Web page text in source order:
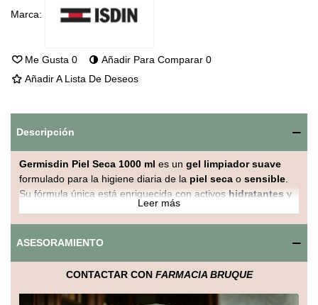
Marca:
Me Gusta 0 Añadir Para Comparar 0
Añadir A Lista De Deseos
Descripción
Germisdin Piel Seca 1000 ml es un gel limpiador suave
formulado para la higiene diaria de la piel seca o sensible
Su fórmula única está enriquecida con activos hidratantes y
, que respetan la barrera cutánea mientras limpian
profundamente, sin resecar ni irritar la piel.
Este gel de baño es ideal para personas con
aquellos que necesitan un cuidado especial debido a
condiciones como ladermatitis atópicao lasequedad
cutáneasevera.Germisdin Piel Secalimpia suavemente,
Leer más
ASESORAMIENTO
CONTACTAR CON FARMACIA BRUQUE